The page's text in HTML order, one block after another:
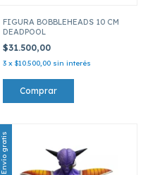
FIGURA BOBBLEHEADS 10 CM
DEADPOOL
$31.500,00
3 x $10.500,00 sin interés
Envío gratis